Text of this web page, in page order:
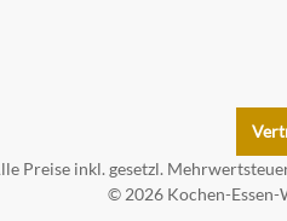
Preise inkl. gesetzl.
© 2026 Kochen-Essen-